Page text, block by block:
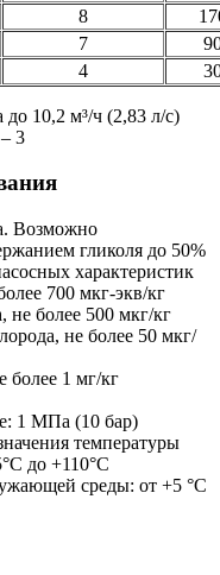
8
7
4
10,2 м³/ч (2,83 л/с)
3
Возможно
гликоля до 50%
характеристик
700 мкг-экв/кг
не более 500 мкг/кг
не более 50 мкг/
более 1 мг/кг
1 МПа (10 бар)
температуры
до +110°С
среды: от +5 °С